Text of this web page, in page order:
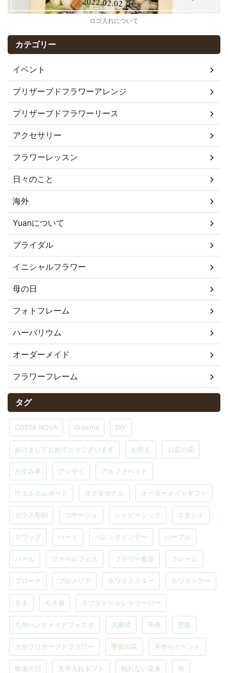
ロゴ入れについて
カテゴリー
イベント
プリザーブドフラワーアレンジ
プリザーブドフラワーリース
アクセサリー
フラワーレッスン
日々のこと
海外
Yuanについて
ブライダル
イニシャルフラワー
母の日
フォトフレーム
ハーバリウム
オーダーメイド
フラワーフレーム
タグ
COSTA NOVA Creema DIY
あけましておめでとうございます お供え お盆の花
かすみ草 アジサイ アルファベット
ウエルカムボード オクタホテル オーダーメイドギフト
ガラス彫刻 コサージュ シャビーシック スタンド
スワッグ ハート バレンタインデー パープル
パール ファベルフェス フラワー教室 フレーム
ブローチ プルメリア ホワイトスター ホワイトデー
モネ モネ展 ラブラドールレトリーバー
九州ハンドメイドフェスタ 入園式 卒寿 壁紙
大分プリザーブドフラワー 季節の花 手作りイベント
敬老の日 文字入れギフト 枯れない花束 海